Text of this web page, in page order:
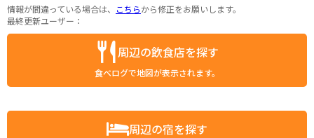
情報が間違っている場合は、 こちらから修正をお願いします。
最終更新ユーザー：
周辺の飲食店を探す
食べログで地図が表示されます。
周辺の宿を探す